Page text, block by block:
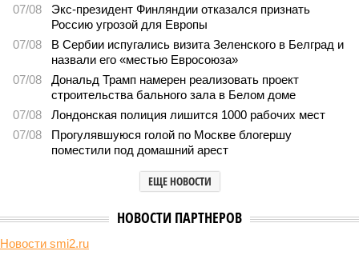
«Станция Л» продолжают ждать от компании Capital Group начала
реальной достройки (изображение сгенерировано ИИ)
Пока в Ярославском районе СВАО дольщики «Сказочного леса»
уже получают ключи – в мае 2026 года были получены
заключение о соответствии проектной документации и
разрешение на ввод жилищного комплекса в эксплуатацию –
совсем недалеко, в паре станций метро южнее, на Люблинской
улице, картина, можно сказать, прямо противоположная.